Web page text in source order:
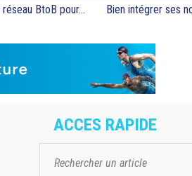
réseau BtoB pour... Bien intégrer ses
ACCES RAPIDE